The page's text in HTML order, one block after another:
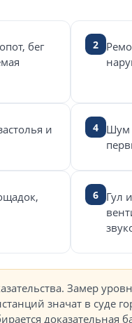
бег
2
и
4
Шум
6
Гул
Замер
значат в суде
доказательная